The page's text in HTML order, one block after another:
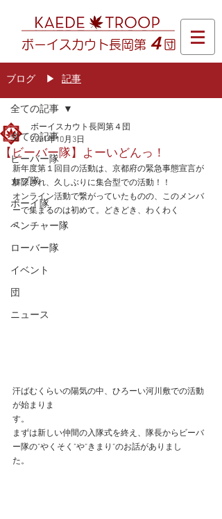
ボーイスカウト長岡第 ４ 団
記事
全ての記事
ビーバー隊
カブ隊
ボーイ隊
ベンチャー隊
ローバー隊
イベント
団
ニュース
全ての記事
【ビーバー隊】よーいどんっ！
ボーイスカウト長岡第４団
2021年10月3日
新年度第１回目の活動は、京都府の緊急事態宣言が
解除され、久しぶりに集合型での活動！！
オンライン活動で繋がっていたものの、このメンバ
ーで集まるのは初めて。どきどき、わくわく
♫
汗ばむくらいの陽気の中、ひろーい河川敷での活動
が始まりま
す。
まずは新しい仲間の入隊式を終え、隊長からビーバ
ー隊の”やくそく”や”きまり”のお話がありまし
た。
ブログ ​▶ 記事